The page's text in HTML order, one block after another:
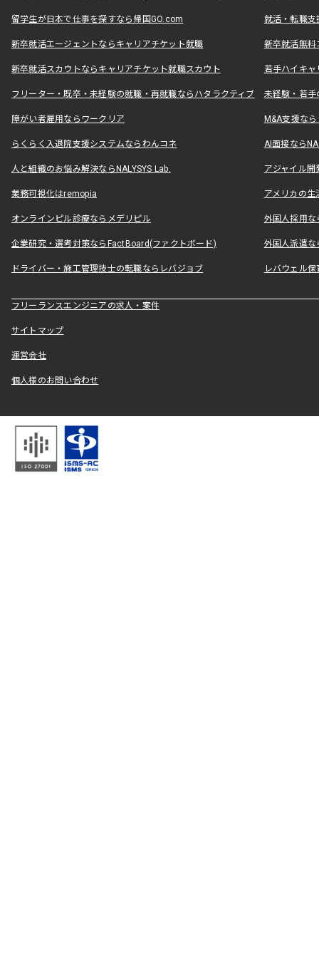
留学生が日本で仕事を探すなら帰国GO.com 就活・転職
新卒就活エージェントならキャリアチケット就職 新卒就活無料
新卒就活スカウトならキャリアチケット就職スカウト 若手ハイキ
フリーター・既卒・未経験の就職・再就職ならハタラクティブ 未経験・若手
障がい者雇用ならワークリア M&A支援な
らくらく入退院支援システムならわんコネ AI面接なら
人と組織のお悩み解決ならNALYSYS Lab. アジャイル
業務可視化はremopia アメリカの
オンラインピル診療ならメデリピル 外国人採用
企業研究・選考対策ならFactBoard(ファクトボード) 外国人派遣な
ドライバー・施工管理技士の転職ならレバジョブ レバウェル
フリーランスエンジニアの求人・案件
サイトマップ
運営会社
個人様のお問い合わせ